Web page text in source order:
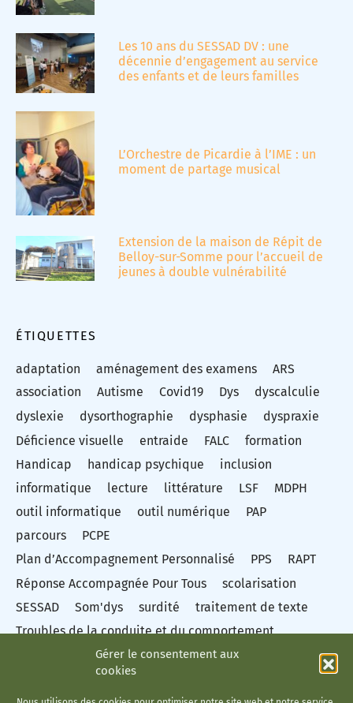
Gérer le consentement aux
cookies
Les 10 ans du SESSAD DV : une
décennie d’engagement au service
des enfants et de leurs familles
L’Orchestre de Picardie à l’IME : un
moment de partage musical
Extension de la maison de Répit de
Belloy-sur-Somme pour l’accueil de
jeunes à double vulnérabilité
ÉTIQUETTES
adaptation aménagement des examens
ARS
association
Autisme Covid19 Dys
dyscalculie
dyslexie
dysorthographie dysphasie
dyspraxie
Déficience visuelle
entraide FALC
formation
Handicap
handicap psychique
inclusion
informatique
lecture littérature LSF
MDPH
outil informatique
outil numérique
PAP
parcours
PCPE
Plan d’Accompagnement Personnalisé
PPS
RAPT
Réponse Accompagnée Pour Tous
scolarisation
SESSAD
Som'dys surdité
traitement de texte
Troubles de la conduite et du comportement
troubles des apprentissages
Troubles du spectre autistique